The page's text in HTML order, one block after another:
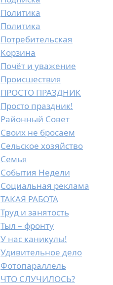
Политика
Политика
Потребительская
Корзина
Почёт и уважение
Происшествия
ПРОСТО ПРАЗДНИК
Просто праздник!
Районный Совет
Своих не бросаем
Сельское хозяйство
Семья
События Недели
Социальная реклама
ТАКАЯ РАБОТА
Труд и занятость
Тыл – фронту
У нас каникулы!
Удивительное дело
Фотопараллель
ЧТО СЛУЧИЛОСЬ?